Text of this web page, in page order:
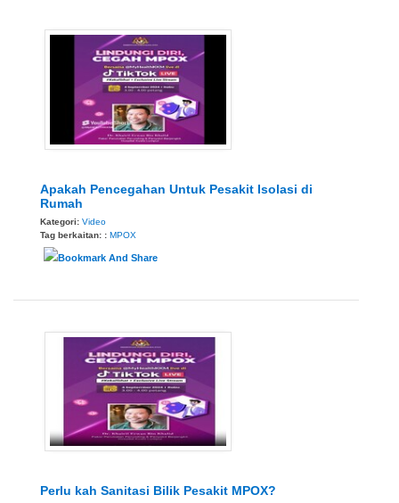
Apakah Pencegahan Untuk Pesakit Isolasi di
Rumah
Kategori: Video
Tag berkaitan: : MPOX
Perlu kah Sanitasi Bilik Pesakit MPOX?